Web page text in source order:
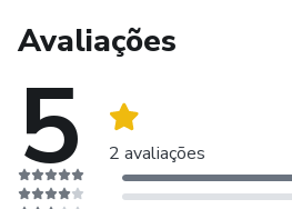
Avaliações
5 2 avaliações